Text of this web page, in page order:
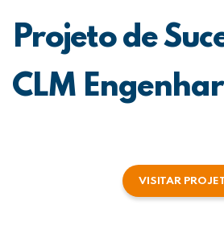
Projeto de
CLM
VISITAR